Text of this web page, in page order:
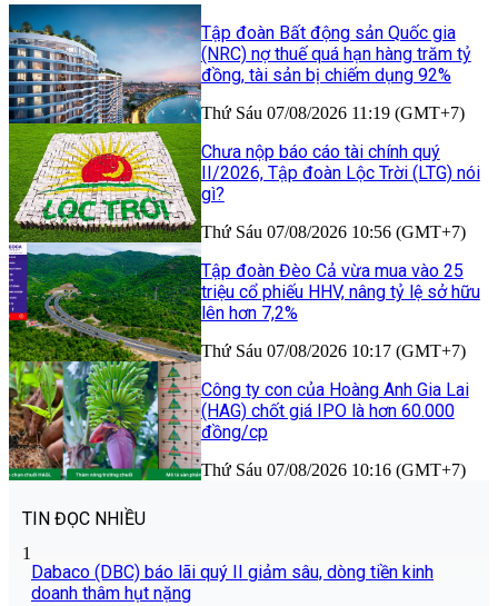
Tập đoàn Bất động sản Quốc gia
(NRC) nợ thuế quá hạn hàng trăm tỷ
đồng, tài sản bị chiếm dụng 92%
Thứ Sáu 07/08/2026 11:19 (GMT+7)
Chưa nộp báo cáo tài chính quý
II/2026, Tập đoàn Lộc Trời (LTG) nói
gì?
Thứ Sáu 07/08/2026 10:56 (GMT+7)
Tập đoàn Đèo Cả vừa mua vào 25
triệu cổ phiếu HHV, nâng tỷ lệ sở hữu
lên hơn 7,2%
Thứ Sáu 07/08/2026 10:17 (GMT+7)
Công ty con của Hoàng Anh Gia Lai
(HAG) chốt giá IPO là hơn 60.000
đồng/cp
Thứ Sáu 07/08/2026 10:16 (GMT+7)
TIN ĐỌC NHIỀU
1
Dabaco (DBC) báo lãi quý II giảm sâu, dòng tiền kinh
doanh thâm hụt nặng